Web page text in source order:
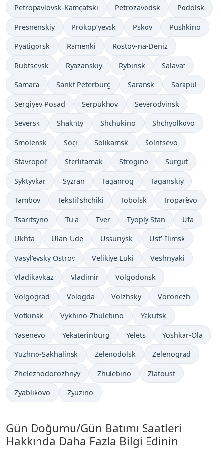
Petropavlovsk-Kamçatski Petrozavodsk Podolsk
Presnenskiy Prokop’yevsk Pskov Pushkino
Pyatigorsk Ramenki Rostov-na-Deniz
Rubtsovsk Ryazanskiy Rybinsk Salavat
Samara Sankt Peterburg Saransk Sarapul
Sergiyev Posad Serpukhov Severodvinsk
Seversk Shakhty Shchukino Shchyolkovo
Smolensk Soçi Solikamsk Solntsevo
Stavropol’ Sterlitamak Strogino Surgut
Syktyvkar Syzran Taganrog Taganskiy
Tambov Tekstil’shchiki Tobolsk Troparëvo
Tsaritsyno Tula Tver Tyoply Stan Ufa
Ukhta Ulan-Ude Ussuriysk Ust’-Ilimsk
Vasyl'evsky Ostrov Velikiye Luki Veshnyaki
Vladikavkaz Vladimir Volgodonsk
Volgograd Vologda Volzhsky Voronezh
Votkinsk Vykhino-Zhulebino Yakutsk
Yasenevo Yekaterinburg Yelets Yoshkar-Ola
Yuzhno-Sakhalinsk Zelenodolsk Zelenograd
Zheleznodorozhnyy Zhulebino Zlatoust
Zyablikovo Zyuzino
Gün Doğumu/Gün Batımı Saatleri
Hakkında Daha Fazla Bilgi Edinin